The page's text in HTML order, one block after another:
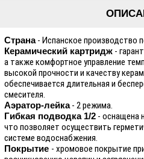
Страна- Испанское производство
Керамический картридж -
а также комфортное управление
высокой прочности и качеству
обеспечивается длительная и
смесителя.
Аэратор-лейка- 2 режима.
Гибкая подводка 1/2 - оснащена
что позволяет осуществить
системе водоснабжения.
Покрытие - хромовое покрытие